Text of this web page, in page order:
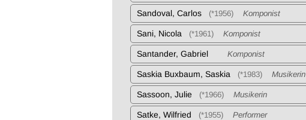
Sandoval, Carlos (*1956) Komponist
Sani, Nicola (*1961) Komponist
Santander, Gabriel Komponist
Saskia Buxbaum, Saskia (*1983) Musikerin
Sassoon, Julie (*1966) Musikerin
Satke, Wilfried (*1955) Performer